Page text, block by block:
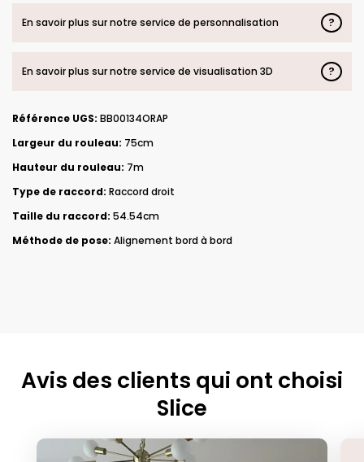
En savoir plus sur notre service de personnalisation ?
En savoir plus sur notre service de visualisation 3D ?
Référence UGS: BB00134ORAP
Largeur du rouleau: 75cm
Hauteur du rouleau: 7m
Type de raccord: Raccord droit
Taille du raccord: 54.54cm
Méthode de pose: Alignement bord à bord
Avis des clients qui ont choisi
Slice